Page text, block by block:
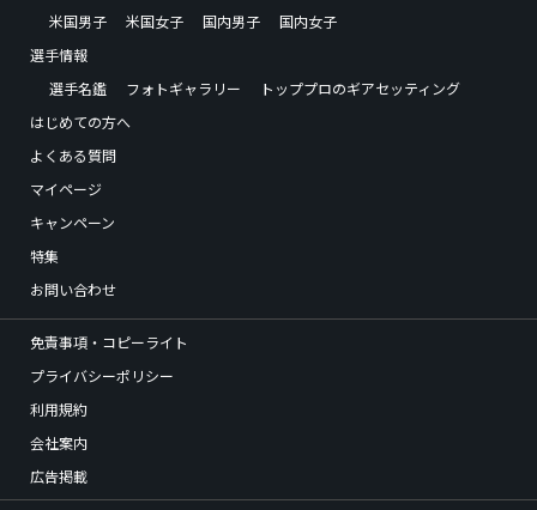
米国男子
米国女子 国内男子
国内女子
選手情報
選手名鑑
フォトギャラリー
トッププロのギアセッティング
はじめての方へ
よくある質問
マイページ
キャンペーン
特集
お問い合わせ
免責事項・コピーライト
プライバシーポリシー
利用規約
会社案内
広告掲載